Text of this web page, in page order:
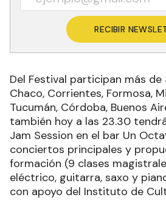
RECIBIR
Del Festival participan más
Chaco, Corrientes, Formosa,
Tucumán, Córdoba, Buenos
también hoy a las 23.30
Jam Session en el bar Un
conciertos principales y
formación (9 clases
eléctrico, guitarra, saxo y
con apoyo del Instituto de